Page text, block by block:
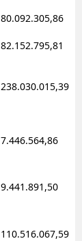
80.092.305,86
82.152.795,81
238.030.015,39
7.446.564,86
9.441.891,50
110.516.067,59